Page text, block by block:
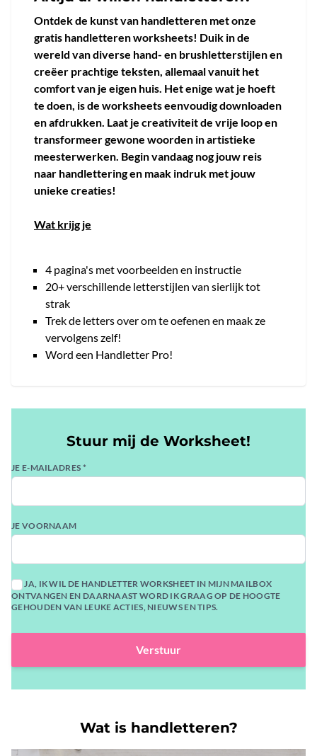
Ontdek de kunst van handletteren met onze
gratis handletteren worksheets! Duik in de
wereld van diverse hand- en brushletterstijlen en
creëer prachtige teksten, allemaal vanuit het
comfort van je eigen huis. Het enige wat je hoeft
te doen, is de worksheets eenvoudig downloaden
en afdrukken. Laat je creativiteit de vrije loop en
transformeer gewone woorden in artistieke
meesterwerken. Begin vandaag nog jouw reis
naar handlettering en maak indruk met jouw
unieke creaties!
Wat krijg je
4 pagina's met voorbeelden en instructie
20+ verschillende letterstijlen van sierlijk tot
strak
Trek de letters over om te oefenen en maak ze
vervolgens zelf!
Word een Handletter Pro!
Stuur mij de Worksheet!
JE E-MAILADRES *
JE VOORNAAM
JA, IK WIL DE HANDLETTER WORKSHEET IN MIJN MAILBOX
ONTVANGEN EN DAARNAAST WORD IK GRAAG OP DE HOOGTE
GEHOUDEN VAN LEUKE ACTIES, NIEUWS EN TIPS.
Verstuur
Wat is handletteren?